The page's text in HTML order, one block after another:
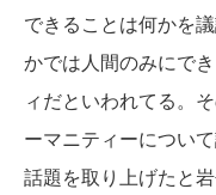
できることは何かを
かでは人間のみにで
ィだといわれてる。
ーマニティーについ
話題を取り上げたと岩